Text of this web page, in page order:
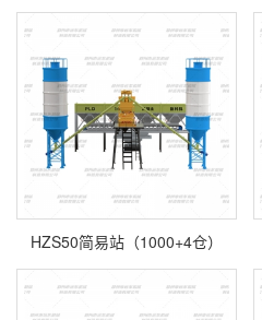
HZS50简易站（1000+4仓）